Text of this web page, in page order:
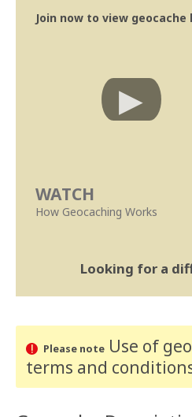
Join now to view
WATCH
How Geocaching Works
Looking for a
Please noteUse of
terms and